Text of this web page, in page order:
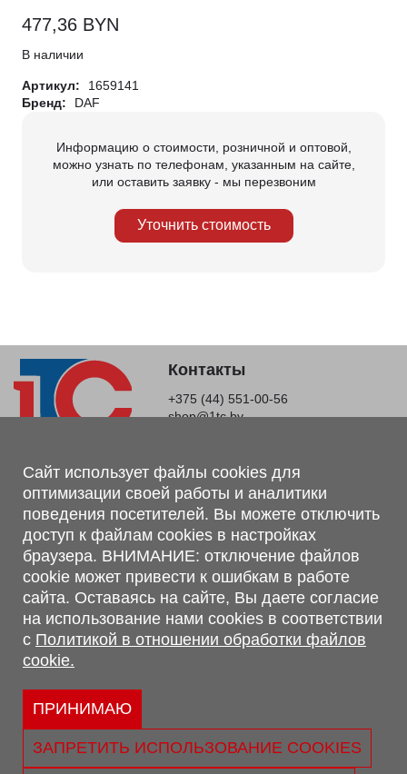
477,36 BYN
В наличии
Артикул:
1659141
Бренд:
DAF
Информацию о стоимости, розничной и оптовой,
можно узнать по телефонам, указанным на сайте,
или оставить заявку - мы перезвоним
Уточнить стоимость
Контакты
+375 (44) 551-00-56
shop@1tc.by
Магазин, склад
г. Минск, Минский р-н, п. Привольный, ул. Мира, 20А,
223062
г. Брест, ул. Лейтенанта Рябцева, 108 В, 224701
Обращаем Ваше внимание, что вся предоставленная на сайте
информация, касающаяся комплектаций, технических
характеристик, цветовых сочетаний, а также стоимости и
сервисного обслуживания носит информационный характер и
не является публичной офертой, определяемой п.2 ст.407
Гражданского кодекса Республики Беларусь.
Политика обработки персональных данных
Политикой в отношении обработки файлов cookie.
Сайт использует файлы cookies для
оптимизации своей работы и аналитики
поведения посетителей. Вы можете отключить
доступ к файлам cookies в настройках
браузера. ВНИМАНИЕ: отключение файлов
cookie может привести к ошибкам в работе
сайта. Оставаясь на сайте, Вы даете согласие
на использование нами cookies в соответствии
с Политикой в отношении обработки файлов
cookie.
ПРИНИМАЮ
ЗАПРЕТИТЬ ИСПОЛЬЗОВАНИЕ COOKIES